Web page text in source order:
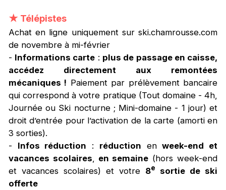
★ Télépistes
Achat en ligne uniquement sur ski.chamrousse.com
de novembre à mi-février
- Informations carte : plus de passage en caisse,
accédez directement aux remontées
mécaniques ! Paiement par prélèvement bancaire
qui correspond à votre pratique (Tout domaine - 4h,
Journée ou Ski nocturne ; Mini-domaine - 1 jour) et
droit d’entrée pour l’activation de la carte (amorti en
3 sorties).
- Infos réduction : réduction enweek-end et
vacances scolaires, en semaine (hors week-end
et vacances scolaires) et votre 8e sortie de ski
offerte